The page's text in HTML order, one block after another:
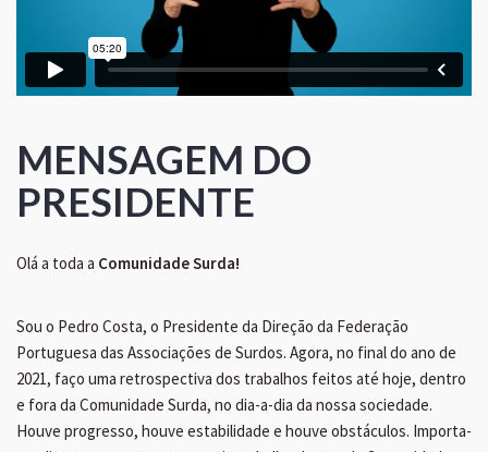
MENSAGEM DO
PRESIDENTE
Olá a toda a Comunidade Surda!
Sou o Pedro Costa, o Presidente da Direção da Federação
Portuguesa das Associações de Surdos. Agora, no final do ano de
2021, faço uma retrospectiva dos trabalhos feitos até hoje, dentro
e fora da Comunidade Surda, no dia-a-dia da nossa sociedade.
Houve progresso, houve estabilidade e houve obstáculos. Importa-